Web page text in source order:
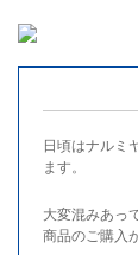
日頃はナルミ
ます。
大変混みあっ
商品のご購入